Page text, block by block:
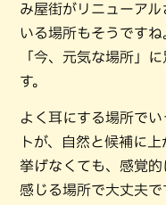
み屋街がリニューア
いる場所もそうですね
「今、元気な場所」
す。
よく耳にする場所で
トが、自然と候補に
挙げなくても、感覚
感じる場所で大丈夫で